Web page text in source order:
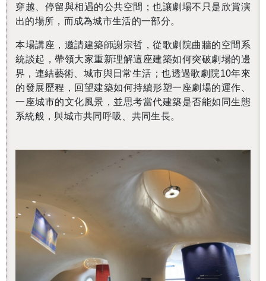
穿越、停留與相遇的公共空間；也讓劇場不只是欣賞演
出的場所，而成為城市生活的一部分。
本場講座，邀請建築師謝宗哲，從歌劇院曲牆的空間系
統談起，帶領大家重新理解這座建築如何突破劇場的邊
界，連結藝術、城市與日常生活；也透過歌劇院10年來
的發展歷程，回望建築如何持續形塑一座劇場的運作、
一座城市的文化風景，並思考當代建築是否能如同生態
系統般，與城市共同呼吸、共同生長。